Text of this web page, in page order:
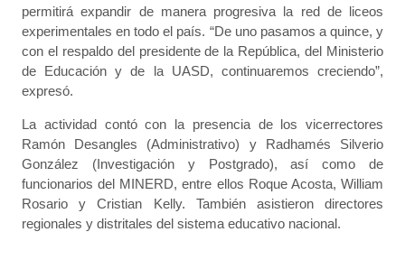
permitirá expandir de manera progresiva la red de liceos
experimentales en todo el país. “De uno pasamos a quince, y
con el respaldo del presidente de la República, del Ministerio
de Educación y de la UASD, continuaremos creciendo”,
expresó.
La actividad contó con la presencia de los vicerrectores
Ramón Desangles (Administrativo) y Radhamés Silverio
González (Investigación y Postgrado), así como de
funcionarios del MINERD, entre ellos Roque Acosta, William
Rosario y Cristian Kelly. También asistieron directores
regionales y distritales del sistema educativo nacional.